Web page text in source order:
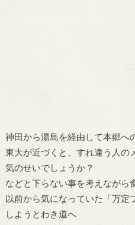
神田から湯島を経由して本郷へ
東大が近づくと、すれ違う人の
気のせいでしょうか？
などと下らない事を考えながら
以前から気になっていた「万定
しようとわき道へ